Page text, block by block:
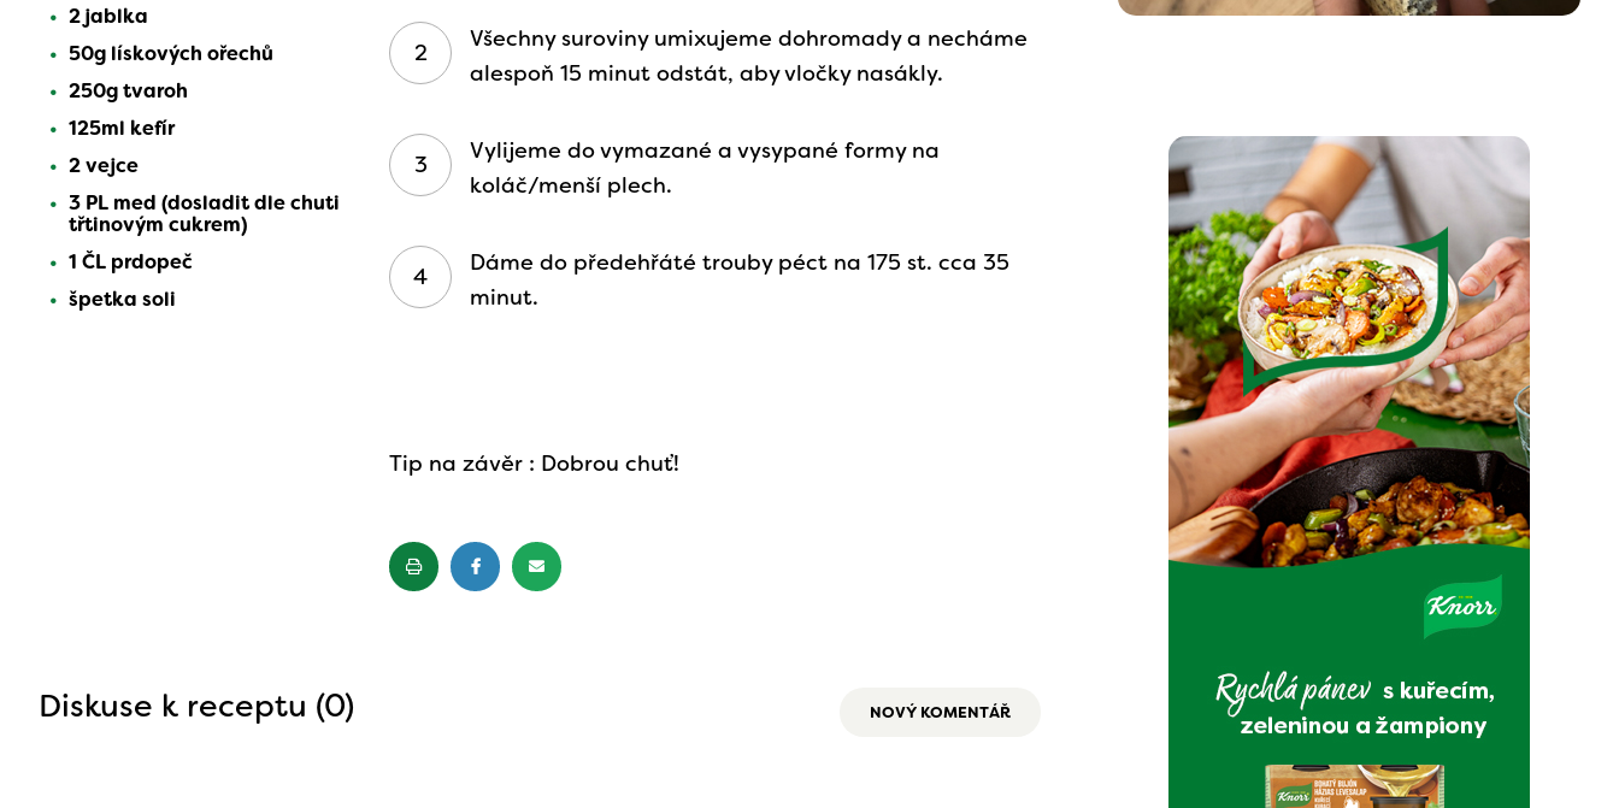
2 jablka
50g lískových ořechů
250g tvaroh
125ml kefír
2 vejce
3 PL med (dosladit dle chuti
třtinovým cukrem)
1 ČL prdopeč
špetka soli
Všechny suroviny umixujeme dohromady a necháme
alespoň 15 minut odstát, aby vločky nasákly.
Vylijeme do vymazané a vysypané formy na
koláč/menší plech.
Dáme do předehřáté trouby péct na 175 st. cca 35
minut.
Tip na závěr : Dobrou chuť!
Diskuse k receptu (0) NOVÝ KOMENTÁŘ